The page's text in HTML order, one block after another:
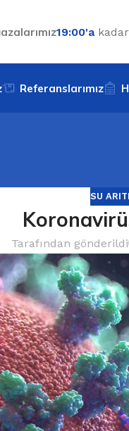
19:00'a
Referanslarımız
SU
Tarafından gönderildi